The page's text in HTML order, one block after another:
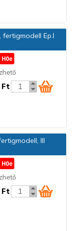
fertigmodell Ep.I
Ft
III
Ft